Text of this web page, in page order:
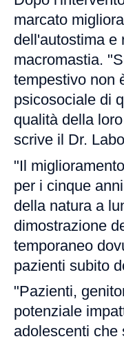
marcato
dell'autostima e
macromastia.
tempestivo non
psicosociale di
qualità della
scrive il Dr.
"Il
per i cinque
della natura a
dimostrazione
temporaneo
pazienti subito
"Pazienti,
potenziale
adolescenti che